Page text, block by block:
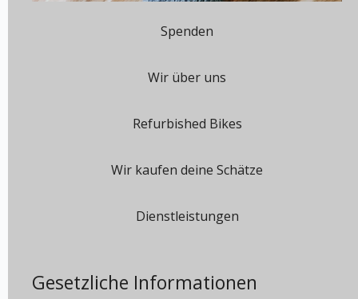
Spenden
Wir über uns
Refurbished Bikes
Wir kaufen deine Schätze
Dienstleistungen
Gesetzliche Informationen